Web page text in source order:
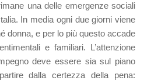
una delle emergenze sociali
In media ogni due giorni viene
donna, e per lo più questo accade
e familiari. L’attenzione
deve essere sia sul piano
dalla certezza della pena: